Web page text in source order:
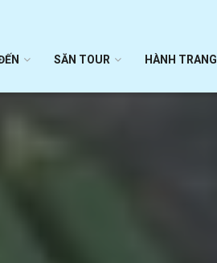
SĂN TOUR HÀNH TRANG